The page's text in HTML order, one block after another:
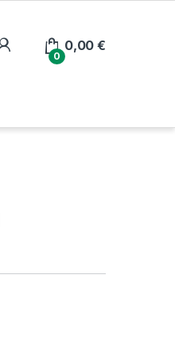
My Account
0
0,00€